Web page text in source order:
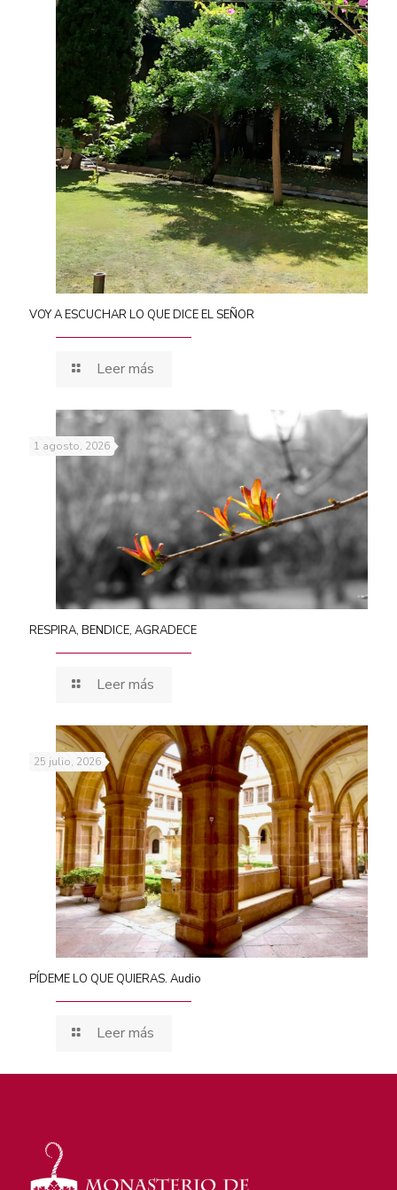
VOY A ESCUCHAR LO QUE DICE EL SEÑOR
Leer más
1 agosto, 2026
RESPIRA, BENDICE, AGRADECE
Leer más
25 julio, 2026
PÍDEME LO QUE QUIERAS. Audio
Leer más